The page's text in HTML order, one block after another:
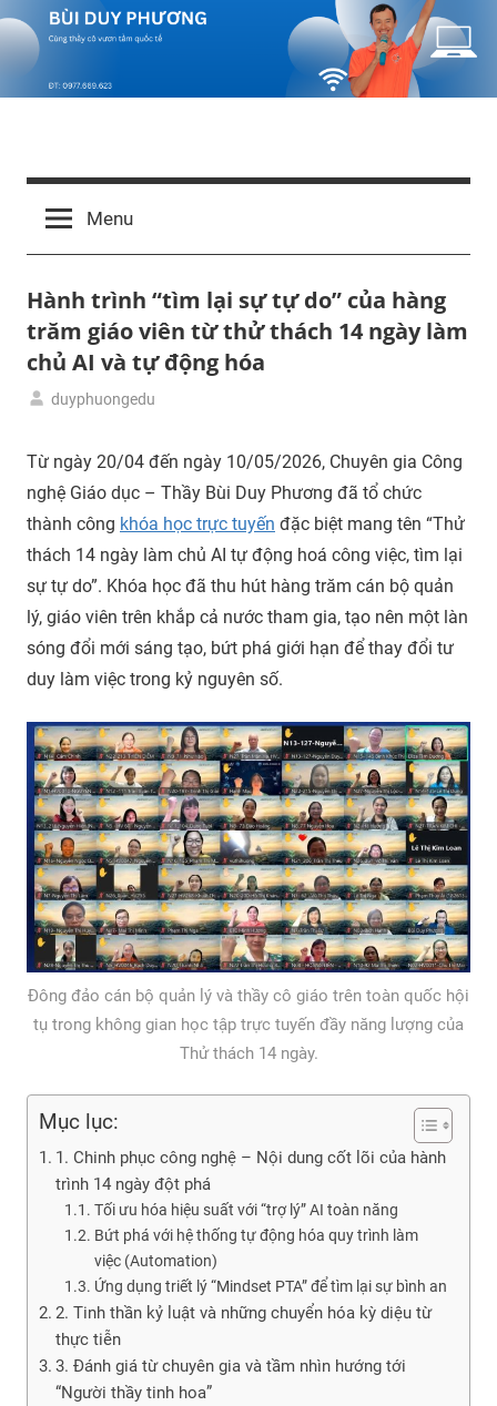
Skip
to
Bùi
Duy
Phương
thầy
quốc
tế
Menu
Hành trình “tìm lại sự tự do” của hàng
trăm giáo viên từ thử thách 14 ngày làm
chủ AI và tự động hóa
duyphuongedu
dụng
tuệ
nhân
tạo
AI
trong
giáo
Từ ngày 20/04 đến ngày 10/05/2026, Chuyên gia Công
nghệ Giáo dục – Thầy Bùi Duy Phương đã tổ chức
thành công khóa học trực tuyến đặc biệt mang tên “Thử
thách 14 ngày làm chủ AI tự động hoá công việc, tìm lại
sự tự do”. Khóa học đã thu hút hàng trăm cán bộ quản
lý, giáo viên trên khắp cả nước tham gia, tạo nên một làn
sóng đổi mới sáng tạo, bứt phá giới hạn để thay đổi tư
duy làm việc trong kỷ nguyên số.
Đông đảo cán bộ quản lý và thầy cô giáo trên toàn quốc hội
tụ trong không gian học tập trực tuyến đầy năng lượng của
Thử thách 14 ngày.
Mục lục:
1. Chinh phục công nghệ – Nội dung cốt lõi của hành
trình 14 ngày đột phá
Tối ưu hóa hiệu suất với “trợ lý” AI toàn năng
Bứt phá với hệ thống tự động hóa quy trình làm
việc (Automation)
Ứng dụng triết lý “Mindset PTA” để tìm lại sự bình an
2. Tinh thần kỷ luật và những chuyển hóa kỳ diệu từ
thực tiễn
3. Đánh giá từ chuyên gia và tầm nhìn hướng tới
“Người thầy tinh hoa”